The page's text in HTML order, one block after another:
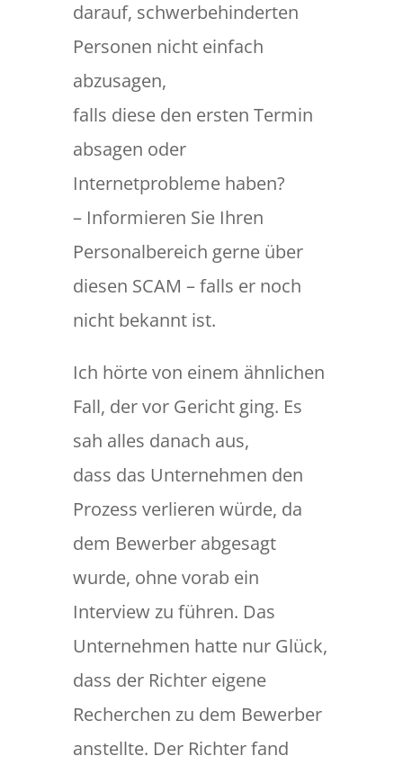
darauf, schwerbehinderten
Personen nicht einfach
abzusagen,
falls diese den ersten Termin
absagen oder
Internetprobleme haben?
– Informieren Sie Ihren
Personalbereich gerne über
diesen SCAM – falls er noch
nicht bekannt ist.
Ich hörte von einem ähnlichen
Fall, der vor Gericht ging. Es
sah alles danach aus,
dass das Unternehmen den
Prozess verlieren würde, da
dem Bewerber abgesagt
wurde, ohne vorab ein
Interview zu führen. Das
Unternehmen hatte nur Glück,
dass der Richter eigene
Recherchen zu dem Bewerber
anstellte. Der Richter fand